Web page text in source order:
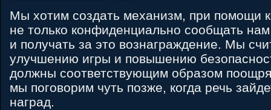
Мы хотим создать механизм, при помощи
не только конфиденциально сообщать
и получать за это вознаграждение. Мы
улучшению игры и повышению
должны соответствующим образом
мы поговорим чуть позже, когда речь
наград.